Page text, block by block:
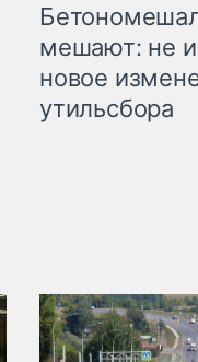
мешают: не
новое
утильсбора